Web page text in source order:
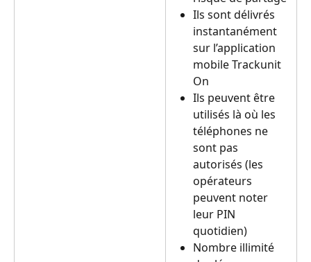
Ils sont délivrés
instantanément
sur l’application
mobile Trackunit
On
Ils peuvent être
utilisés là où les
téléphones ne
sont pas
autorisés (les
opérateurs
peuvent noter
leur PIN
quotidien)
Nombre illimité